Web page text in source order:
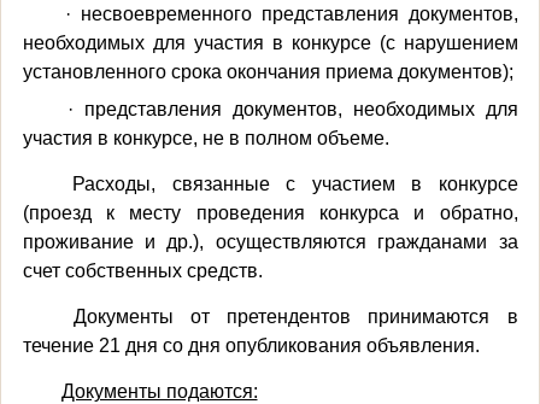
· несвоевременного представления документов,
необходимых для участия в конкурсе (с нарушением
установленного срока окончания приема документов);
· представления документов, необходимых для
участия в конкурсе, не в полном объеме.
Расходы, связанные с участием в конкурсе
(проезд к месту проведения конкурса и обратно,
проживание и др.), осуществляются гражданами за
счет собственных средств.
Документы от претендентов принимаются в
течение 21 дня со дня опубликования объявления.
Документы подаются: